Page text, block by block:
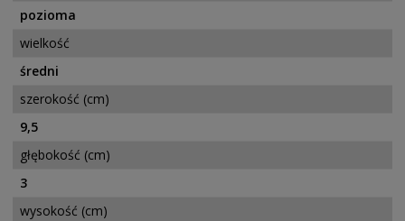
pozioma
wielkość
średni
szerokość (cm)
9,5
głębokość (cm)
3
wysokość (cm)